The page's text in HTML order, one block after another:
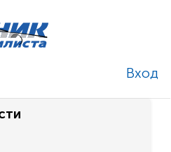
Вход